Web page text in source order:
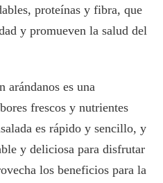
proteínas y fibra, que
y promueven la salud del
arándanos es una
frescos y nutrientes
es rápido y sencillo, y
y deliciosa para disfrutar
los beneficios para la